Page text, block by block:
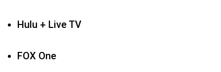
Hulu + Live TV
FOX One